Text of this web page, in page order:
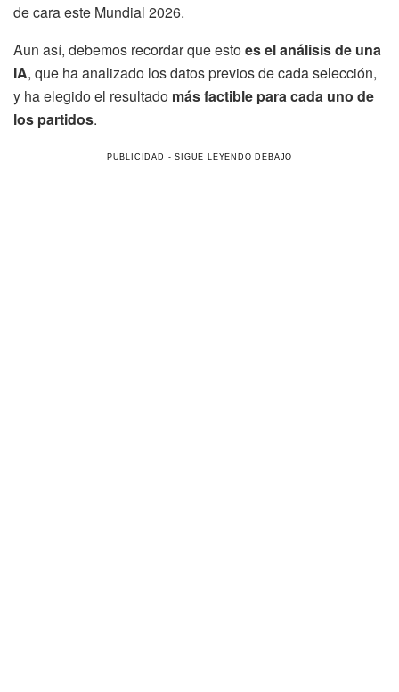
de cara este Mundial 2026.
Aun así, debemos recordar que estoes el análisis de una
IA, que ha analizado los datos previos de cada selección,
y ha elegido el resultado más factible para cada uno de
los partidos.